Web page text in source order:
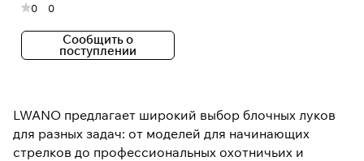
0 0
Сообщить о
поступлении
LWANO предлагает широкий выбор блочных луков
для разных задач: от моделей для начинающих
стрелков до профессиональных охотничьих и
об оплате Плайтом